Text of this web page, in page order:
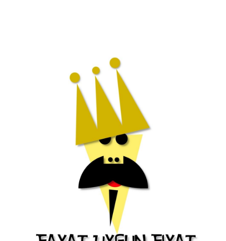
Bu Ürünü Paylaşın
FAY01162
8699182382589
KOLİ
Diğer